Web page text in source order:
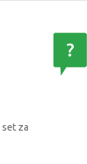
za